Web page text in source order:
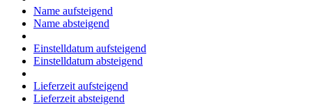
Name aufsteigend
Name absteigend
Einstelldatum aufsteigend
Einstelldatum absteigend
Lieferzeit aufsteigend
Lieferzeit absteigend